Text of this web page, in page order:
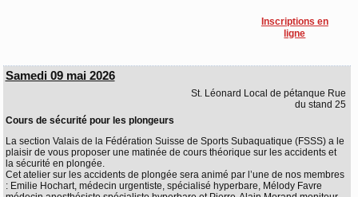
Inscriptions en
ligne
Samedi 09 mai 2026
St. Léonard Local de pétanque Rue
du stand 25
Cours de sécurité pour les plongeurs
La section Valais de la Fédération Suisse de Sports Subaquatique (FSSS) a le
plaisir de vous proposer une matinée de cours théorique sur les accidents et
la sécurité en plongée.
Cet atelier sur les accidents de plongée sera animé par l’une de nos membres
: Emilie Hochart, médecin urgentiste, spécialisé hyperbare, Mélody Favre